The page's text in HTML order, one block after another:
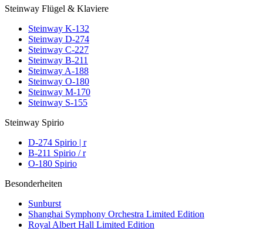
Steinway Flügel & Klaviere
Steinway K-132
Steinway D-274
Steinway C-227
Steinway B-211
Steinway A-188
Steinway O-180
Steinway M-170
Steinway S-155
Steinway Spirio
D-274 Spirio | r
B-211 Spirio / r
O-180 Spirio
Besonderheiten
Sunburst
Shanghai Symphony Orchestra Limited Edition
Royal Albert Hall Limited Edition